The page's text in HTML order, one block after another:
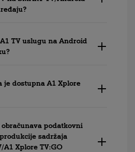
TV uslugu na Android
je dostupna A1 Xplore
podatkovni
sadržaja
A1 Xplore TV:GO